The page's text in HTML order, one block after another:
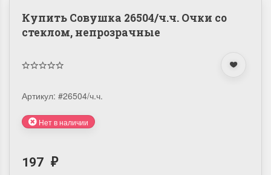
Купить Совушка 26504/ч.ч. Очки со
стеклом, непрозрачные
Артикул: #26504/ч.ч.
Нет в наличии
197 ₽